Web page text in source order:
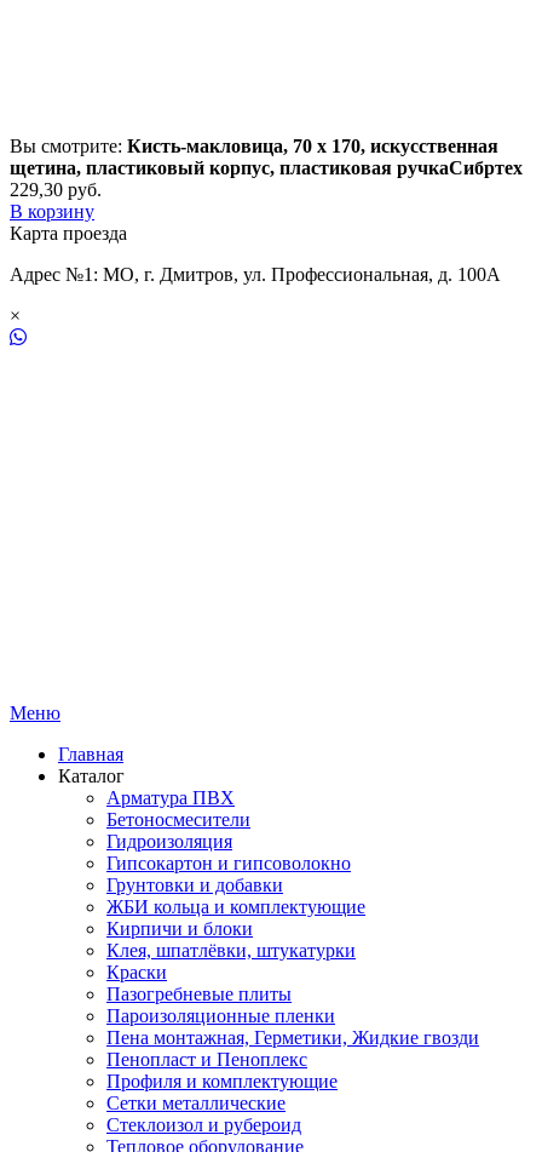
Вы смотрите: Кисть-макловица, 70 x 170, искусственная
щетина, пластиковый корпус, пластиковая ручкаСибртех
229,30 руб.
В корзину
Карта проезда
Адрес №1: МО, г. Дмитров, ул. Профессиональная, д. 100А
×
Меню
Главная
Каталог
Арматура ПВХ
Бетоносмесители
Гидроизоляция
Гипсокартон и гипсоволокно
Грунтовки и добавки
ЖБИ кольца и комплектующие
Кирпичи и блоки
Клея, шпатлёвки, штукатурки
Краски
Пазогребневые плиты
Пароизоляционные пленки
Пена монтажная, Герметики, Жидкие гвозди
Пенопласт и Пеноплекс
Профиля и комплектующие
Сетки металлические
Стеклоизол и рубероид
Тепловое оборудование